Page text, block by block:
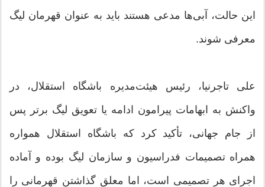
این حالت، آبی‌ها مدعی هستند باید به عنوان قهرمان لیگ
معرفی شوند.
علی تاجرنیا، رئیس هیئت‌مدیره باشگاه استقلال، در
واکنش به ابهامات پیرامون ادامه یا تعویق لیگ برتر پس
از جام جهانی، تأکید کرد که باشگاه استقلال همواره
همراه تصمیمات فدراسیون و سازمان لیگ بوده و آماده
اجرای هر تصمیمی است، اما معلق گذاشتن قهرمانی را